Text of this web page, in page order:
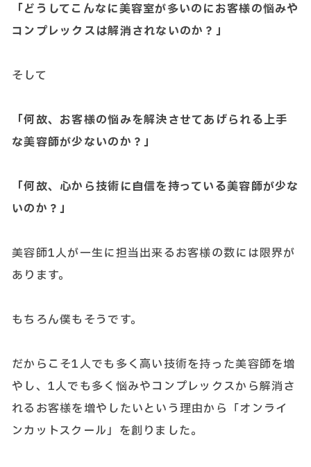
「どうしてこんなに美容室が多いのにお客様の悩みや
コンプレックスは解消されないのか？」
そして
「何故、お客様の悩みを解決させてあげられる上手
な美容師が少ないのか？」
「何故、心から技術に自信を持っている美容師が少な
いのか？」
美容師1人が一生に担当出来るお客様の数には限界が
あります。
もちろん僕もそうです。
だからこそ1人でも多く高い技術を持った美容師を増
やし、1人でも多く悩みやコンプレックスから解消さ
れるお客様を増やしたいという理由から「オンライ
ンカットスクール」を創りました。